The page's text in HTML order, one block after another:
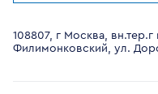
108807, г Москва,
Филимонковский, ул.